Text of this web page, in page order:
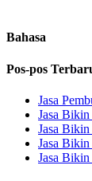
Bahasa
Pos-pos
Jasa
Jasa
Jasa
Jasa
Jasa